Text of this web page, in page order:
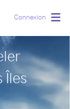
Connexion
Îles